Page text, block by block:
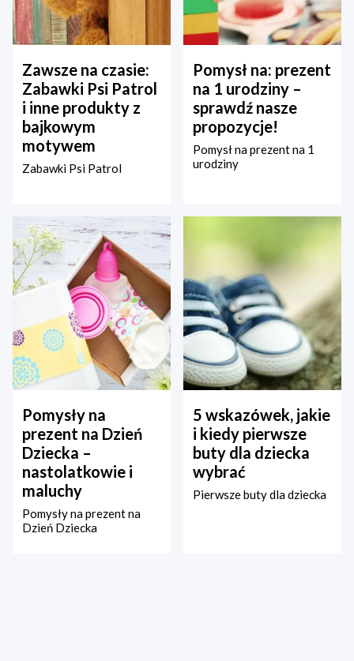
Zawsze na czasie:
Zabawki Psi Patrol
i inne produkty z
bajkowym
motywem
Zabawki Psi Patrol
Pomysł na: prezent
na 1 urodziny –
sprawdź nasze
propozycje!
Pomysł na prezent na 1
urodziny
Pomysły na
prezent na Dzień
Dziecka –
nastolatkowie i
maluchy
Pomysły na prezent na
Dzień Dziecka
5 wskazówek, jakie
i kiedy pierwsze
buty dla dziecka
wybrać
Pierwsze buty dla dziecka